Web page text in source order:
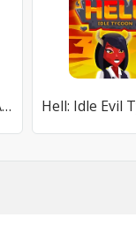
Crocodile Hunting Animal Games